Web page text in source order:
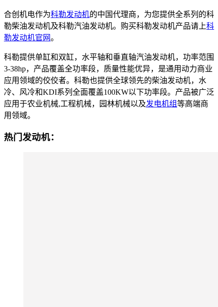
合创机电作为科勒发动机的中国代理商，为您提供全系列的科
勒柴油发动机及科勒汽油发动机。购买科勒发动机产品请上科
勒发动机官网。
科勒提供单缸和双缸，水平轴和垂直轴汽油发动机，功率范围
3-38hp，产品覆盖全功率段，质量性能优异，是通用动力商业
应用领域的佼佼者。科勒也提供全球领先的柴油发动机，水
冷、风冷和KDI系列全面覆盖100KW以下功率段。产品被广泛
应用于农业机械,工程机械，园林机械以及发电机组等高端商
用领域。
热门发动机：